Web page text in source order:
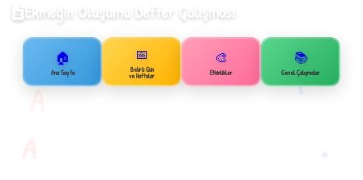
A
B
✧
Ekmeğin Oluşumu Defter Çalışması
🏠
Ana Sayfa
📅
Belirli Gün
ve Haftalar
🎨
Etkinlikler
📚
Genel Çalışmalar
1